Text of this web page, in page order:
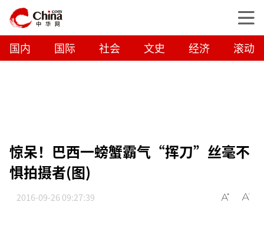
国内 国际 社会 文史 经济 滚动
惊呆！巴西一螃蟹霸气“挥刀”丝毫不
惧拍摄者(图)
2016-09-26 09:27:39